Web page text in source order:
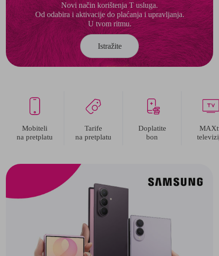
Novi način korištenja T usluga.
Od odabira i aktivacije do plaćanja i upravljanja.
U tvom ritmu.
Istražite
Mobiteli
na pretplatu
Tarife
na pretplatu
Doplatite
bon